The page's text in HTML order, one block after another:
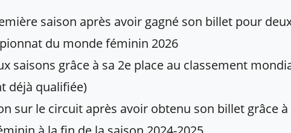
saison après avoir gagné son billet pour
du monde féminin 2026
saisons grâce à sa 2e place au classement
déjà qualifiée)
sur le circuit après avoir obtenu son billet grâce à